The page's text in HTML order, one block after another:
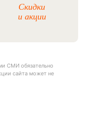
Скидки
и акции
СМИ обязательно
сайта может не